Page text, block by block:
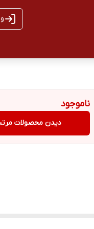
ناموجود
دیدن محصولات